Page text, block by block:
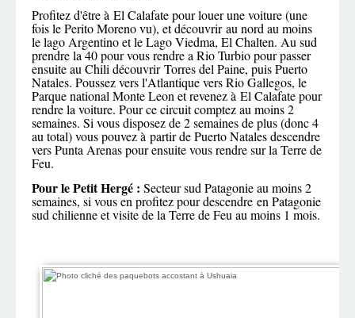
Profitez d'être à El Calafate pour louer une voiture (une
fois le Perito Moreno vu), et découvrir au nord au moins
le lago Argentino et le Lago Viedma, El Chalten. Au sud
prendre la 40 pour vous rendre a Rio Turbio pour passer
ensuite au Chili découvrir Torres del Paine, puis Puerto
Natales. Poussez vers l'Atlantique vers Rio Gallegos, le
Parque national Monte Leon et revenez à El Calafate pour
rendre la voiture. Pour ce circuit comptez au moins 2
semaines. Si vous disposez de 2 semaines de plus (donc 4
au total) vous pouvez à partir de Puerto Natales descendre
vers Punta Arenas pour ensuite vous rendre sur la Terre de
Feu.
Pour le Petit Hergé : Secteur sud Patagonie au moins 2
semaines, si vous en profitez pour descendre en Patagonie
sud chilienne et visite de la Terre de Feu au moins 1 mois.